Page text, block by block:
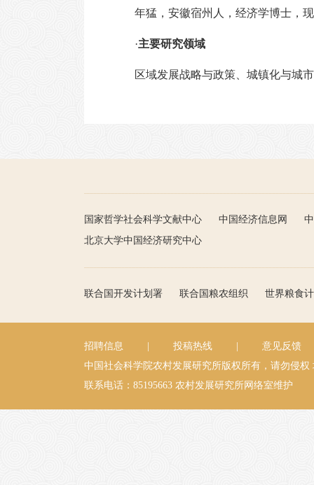
年猛，安徽宿州人，经济学博士，
·主要研究领域
区域发展战略与政策、城镇化与城
国家哲学社会科学文献中心 中国经济信息网
北京大学中国经济研究中心
联合国开发计划署 联合国粮农组织 世界粮食
招聘信息 投稿热线
意见反馈
中国社会科学院农村发展研究所版权所有，请勿侵权
联系电话：85195663 农村发展研究所网络室维护